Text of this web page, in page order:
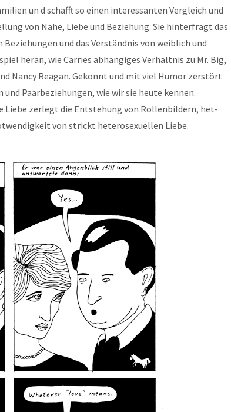
un d schafft so einen inter­es­san­ten Ver­gle­ich und
von Nähe, Liebe und Beziehung. Sie hin­ter­fragt das
und das Ver­ständ­nis von weib­lich und
her­an, wie Car­ries abhängiges Ver­hält­nis zu Mr. Big,
Nan­cy Rea­gan. Gekon­nt und mit viel Humor zer­stört
Paar­beziehun­gen, wie wir sie heute ken­nen.
Liebe zer­legt die Entste­hung von Rol­len­bildern, het­
von strickt het­ero­sex­uellen Liebe.